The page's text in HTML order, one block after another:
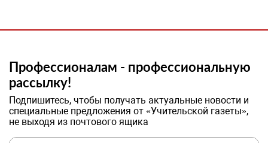
Профессионалам - профессиональную
рассылку!
Подпишитесь, чтобы получать актуальные новости и
специальные предложения от «Учительской газеты»,
не выходя из почтового ящика